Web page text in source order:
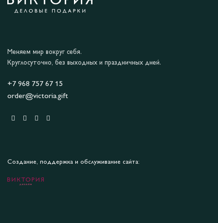
Меняем мир вокруг себя.
Круглосуточно, без выходных и праздничных дней.
+7 968 757 67 15
order@victoria.gift
Создание, поддержка и обслуживание сайта: